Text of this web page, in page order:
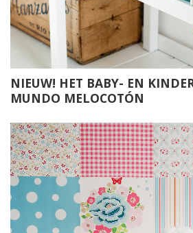
NIEUW! HET BABY- EN
MUNDO MELOCOTÓN